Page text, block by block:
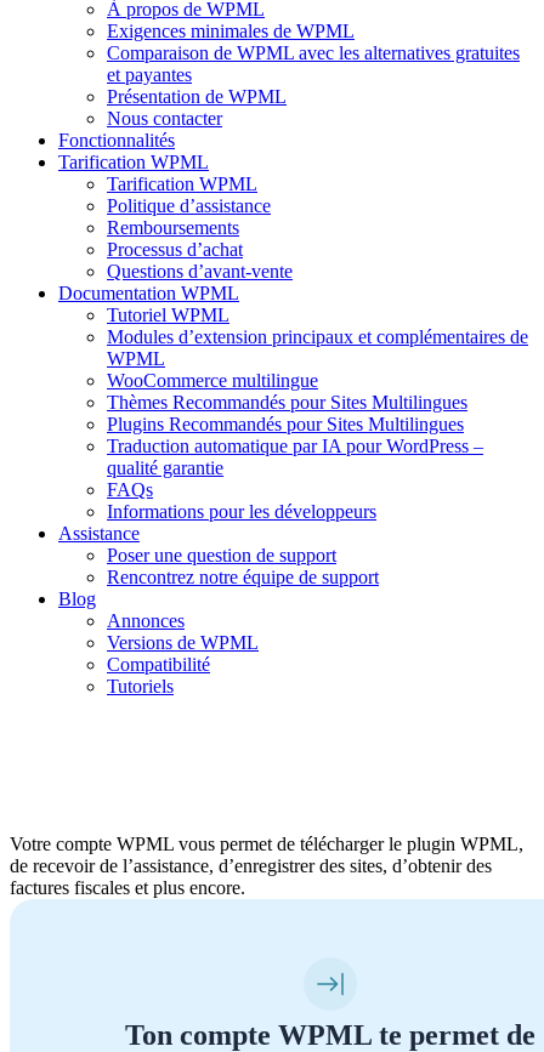
À propos de WPML
Exigences minimales de WPML
Comparaison de WPML avec les alternatives gratuites
et payantes
Présentation de WPML
Nous contacter
Fonctionnalités
Tarification WPML
Tarification WPML
Politique d’assistance
Remboursements
Processus d’achat
Questions d’avant-vente
Documentation WPML
Tutoriel WPML
Modules d’extension principaux et complémentaires de
WPML
WooCommerce multilingue
Thèmes Recommandés pour Sites Multilingues
Plugins Recommandés pour Sites Multilingues
Traduction automatique par IA pour WordPress –
qualité garantie
FAQs
Informations pour les développeurs
Assistance
Poser une question de support
Rencontrez notre équipe de support
Blog
Annonces
Versions de WPML
Compatibilité
Tutoriels
Votre compte WPML vous permet de télécharger le plugin WPML,
de recevoir de l’assistance, d’enregistrer des sites, d’obtenir des
factures fiscales et plus encore.
Ton compte WPML te permet de